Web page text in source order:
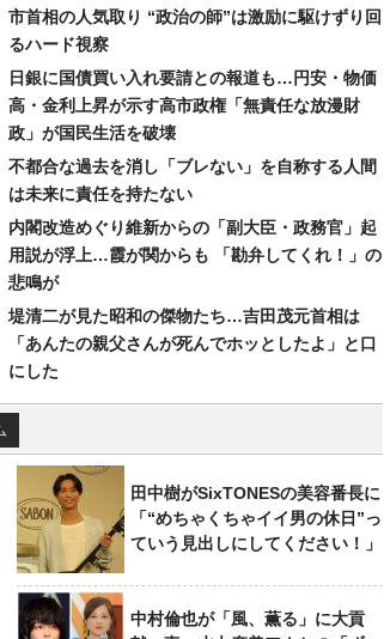
市首相の人気取り “政治の師”は激励に駆けずり回
るハード視察
日銀に国債買い入れ要請との報道も…円安・物価
高・金利上昇が示す高市政権「無責任な放漫財
政」が国民生活を破壊
不都合な過去を消し「ブレない」を自称する人間
は未来に責任を持たない
内閣改造めぐり維新からの「副大臣・政務官」起
用説が浮上…霞が関からも 「勘弁してくれ！」の
悲鳴が
堤清二が見た昭和の傑物たち…吉田茂元首相は
「あんたの親父さんが死んでホッとしたよ」と口
にした
田中樹がSixTONESの美容番長に
「“めちゃくちゃイイ男の休日”っ
ていう見出しにしてください！」
中村倫也が「風、薫る」に大貢